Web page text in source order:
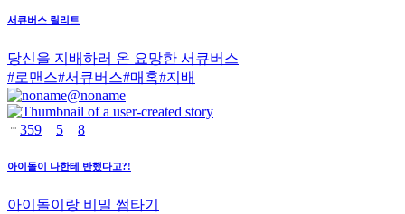
서큐버스 릴리트
당신을 지배하러 온 요망한 서큐버스
#로맨스#서큐버스#매혹#지배
@noname
359 5 8
아이돌이 나한테 반했다고?!
아이돌이랑 비밀 썸타기